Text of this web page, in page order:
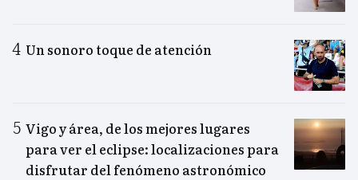
Un sonoro toque de atención
Vigo y área, de los mejores lugares
para ver el eclipse: localizaciones para
disfrutar del fenómeno astronómico